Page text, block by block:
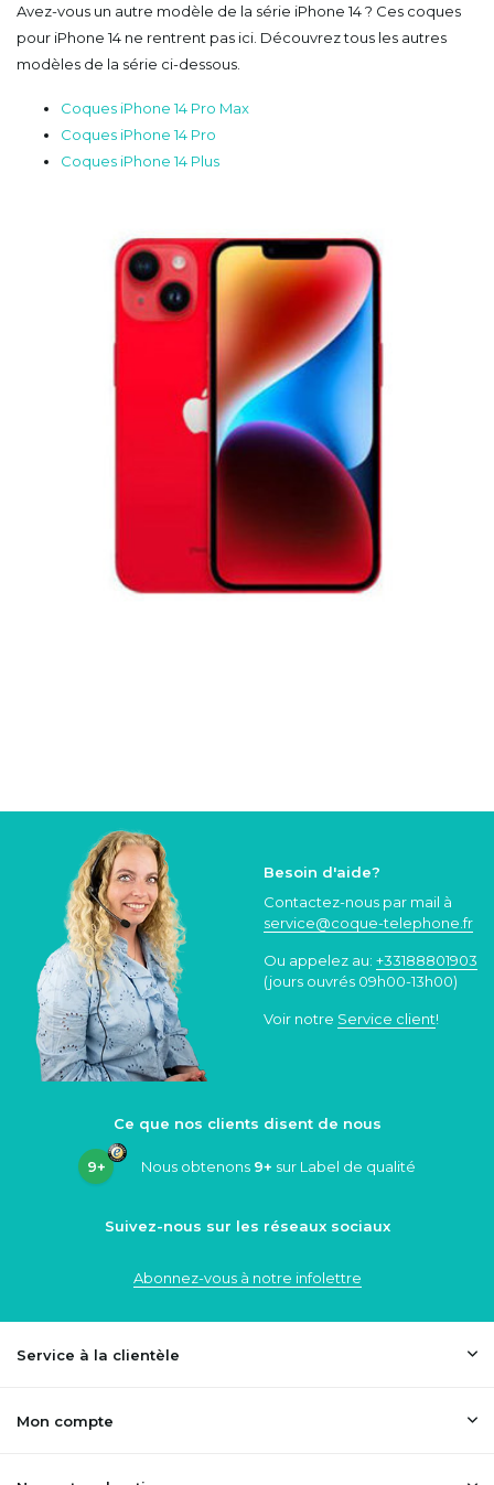
Avez-vous un autre modèle de la série iPhone 14 ? Ces coques
pour iPhone 14 ne rentrent pas ici. Découvrez tous les autres
modèles de la série ci-dessous.
Coques iPhone 14 Pro Max
Coques iPhone 14 Pro
Coques iPhone 14 Plus
Besoin d'aide?
Contactez-nous par mail à
service@coque-telephone.fr
Ou appelez au: +33188801903
(jours ouvrés 09h00-13h00)
Voir notre Service client!
Ce que nos clients disent de nous
9+ Nous obtenons 9+ sur Label de qualité
Suivez-nous sur les réseaux sociaux
Abonnez-vous à notre infolettre
Service à la clientèle
Mon compte